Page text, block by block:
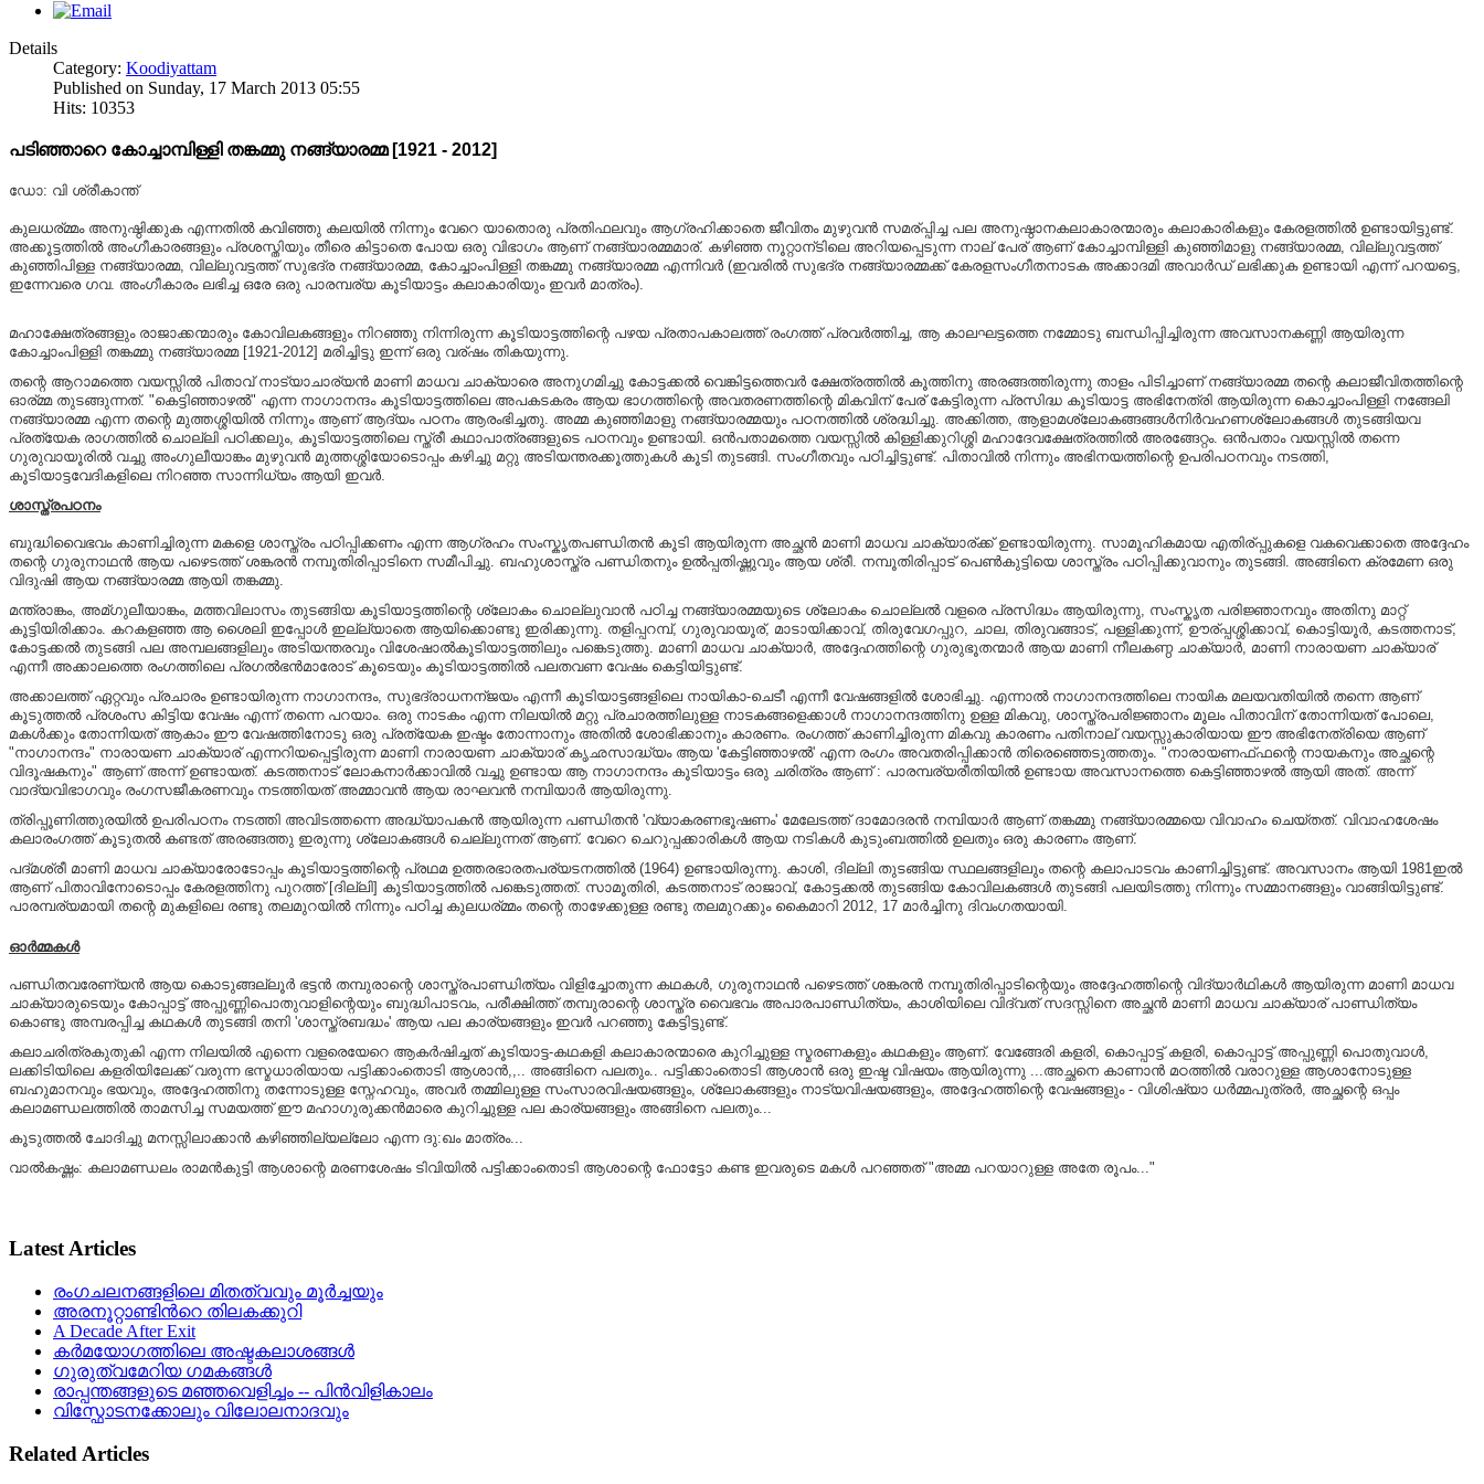
Details
Category: Koodiyattam
Published on Sunday, 17 March 2013 05:55
Hits: 10353
പടിഞ്ഞാറെ കോച്ചാമ്പിള്ളി തങ്കമ്മു നങ്ങ്യാരമ്മ [1921 - 2012]
ഡോ: വി ശ്രീകാന്ത്
കുലധര്മ്മം അനുഷ്ഠിക്കുക എന്നതിൽ കവിഞ്ഞു കലയിൽ നിന്നും വേറെ യാതൊരു പ്രതിഫലവും ആഗ്രഹിക്കാതെ ജീവിതം മുഴുവൻ സമര്പ്പിച്ച പല അനുഷ്ഠാനകലാകാരന്മാരും കലാകാരികളും കേരളത്തിൽ ഉണ്ടായിട്ടുണ്ട്.
അക്കൂട്ടത്തിൽ അംഗീകാരങ്ങളും പ്രശസ്തിയും തീരെ കിട്ടാതെ പോയ ഒരു വിഭാഗം ആണ് നങ്ങ്യാരമ്മമാര്. കഴിഞ്ഞ നൂറ്റാന്ടിലെ അറിയപ്പെടുന്ന നാല് പേര് ആണ് കോച്ചാമ്പിള്ളി കുഞ്ഞിമാളു നങ്ങ്യാരമ്മ, വില്ലുവട്ടത്ത്
കുഞ്ഞിപിള്ള നങ്ങ്യാരമ്മ, വില്ലുവട്ടത്ത് സുഭദ്ര നങ്ങ്യാരമ്മ, കോച്ചാംപിള്ളി തങ്കമ്മു നങ്ങ്യാരമ്മ എന്നിവർ (ഇവരിൽ സുഭദ്ര നങ്ങ്യാരമ്മക്ക് കേരളസംഗീതനാടക അക്കാദമി അവാർഡ് ലഭിക്കുക ഉണ്ടായി എന്ന് പറയട്ടെ,
ഇന്നേവരെ ഗവ. അംഗീകാരം ലഭിച്ച ഒരേ ഒരു പാരമ്പര്യ കൂടിയാട്ടം കലാകാരിയും ഇവർ മാത്രം).
മഹാക്ഷേത്രങ്ങളും രാജാക്കന്മാരും കോവിലകങ്ങളും നിറഞ്ഞു നിന്നിരുന്ന കൂടിയാട്ടത്തിന്റെ പഴയ പ്രതാപകാലത്ത് രംഗത്ത് പ്രവർത്തിച്ച, ആ കാലഘട്ടത്തെ നമ്മോടു ബന്ധിപ്പിച്ചിരുന്ന അവസാനകണ്ണി ആയിരുന്ന
കോച്ചാംപിള്ളി തങ്കമ്മു നങ്ങ്യാരമ്മ [1921-2012] മരിച്ചിട്ടു ഇന്ന് ഒരു വര്ഷം തികയുന്നു.
തന്റെ ആറാമത്തെ വയസ്സിൽ പിതാവ് നാട്യാചാര്യൻ മാണി മാധവ ചാക്യാരെ അനുഗമിച്ചു കോട്ടക്കൽ വെങ്കിട്ടത്തെവർ ക്ഷേത്രത്തിൽ കൂത്തിനു അരങ്ങത്തിരുന്നു താളം പിടിച്ചാണ് നങ്ങ്യാരമ്മ തന്റെ കലാജീവിതത്തിന്റെ
ഓര്മ്മ തുടങ്ങുന്നത്. "കെട്ടിഞ്ഞാഴൽ" എന്ന നാഗാനന്ദം കൂടിയാട്ടത്തിലെ അപകടകരം ആയ ഭാഗത്തിന്റെ അവതരണത്തിന്റെ മികവിന് പേര് കേട്ടിരുന്ന പ്രസിദ്ധ കൂടിയാട്ട അഭിനേത്രി ആയിരുന്ന കൊച്ചാംപിള്ളി നങ്ങേലി
നങ്ങ്യാരമ്മ എന്ന തന്റെ മുത്തശ്ശിയിൽ നിന്നും ആണ് ആദ്യം പഠനം ആരംഭിച്ചതു. അമ്മ കുഞ്ഞിമാളു നങ്ങ്യാരമ്മയും പഠനത്തിൽ ശ്രദ്ധിച്ചു. അക്കിത്ത, ആളാമശ്ലോകങ്ങങ്ങൾനിർവഹണശ്ലോകങ്ങൾ തുടങ്ങിയവ
പ്രത്യേക രാഗത്തിൽ ചൊല്ലി പഠിക്കലും, കൂടിയാട്ടത്തിലെ സ്ത്രീ കഥാപാത്രങ്ങളുടെ പഠനവും ഉണ്ടായി. ഒൻപതാമത്തെ വയസ്സിൽ കിള്ളിക്കുറിശ്ശി മഹാദേവക്ഷേത്രത്തിൽ അരങ്ങേറ്റം. ഒൻപതാം വയസ്സിൽ തന്നെ
ഗുരുവായൂരിൽ വച്ചു അംഗുലീയാങ്കം മുഴുവൻ മുത്തശ്ശിയോടൊപ്പം കഴിച്ചു മറ്റു അടിയന്തരക്കൂത്തുകൾ കൂടി തുടങ്ങി. സംഗീതവും പഠിച്ചിട്ടുണ്ട്. പിതാവിൽ നിന്നും അഭിനയത്തിന്റെ ഉപരിപഠനവും നടത്തി,
കൂടിയാട്ടവേദികളിലെ നിറഞ്ഞ സാന്നിധ്യം ആയി ഇവർ.
ശാസ്ത്രപഠനം
ബുദ്ധിവൈഭവം കാണിച്ചിരുന്ന മകളെ ശാസ്ത്രം പഠിപ്പിക്കണം എന്ന ആഗ്രഹം സംസ്കൃതപണ്ഡിതൻ കൂടി ആയിരുന്ന അച്ഛൻ മാണി മാധവ ചാക്യാര്ക്ക് ഉണ്ടായിരുന്നു. സാമൂഹികമായ എതിര്പ്പുകളെ വകവെക്കാതെ അദ്ദേഹം
തന്റെ ഗുരുനാഥൻ ആയ പഴെടത്ത് ശങ്കരൻ നമ്പൂതിരിപ്പാടിനെ സമീപിച്ചു. ബഹുശാസ്ത്ര പണ്ഡിതനും ഉൽപ്പതിഷ്ണുവും ആയ ശ്രീ. നമ്പൂതിരിപ്പാട്‌ പെണ്‍കുട്ടിയെ ശാസ്ത്രം പഠിപ്പിക്കുവാനും തുടങ്ങി. അങ്ങിനെ ക്രമേണ ഒരു
വിദുഷി ആയ നങ്ങ്യാരമ്മ ആയി തങ്കമ്മു.
മന്ത്രാങ്കം, അമ്ഗുലീയാങ്കം, മത്തവിലാസം തുടങ്ങിയ കൂടിയാട്ടത്തിന്റെ ശ്ലോകം ചൊല്ലുവാൻ പഠിച്ച നങ്ങ്യാരമ്മയുടെ ശ്ലോകം ചൊല്ലൽ വളരെ പ്രസിദ്ധം ആയിരുന്നു, സംസ്കൃത പരിജ്ഞാനവും അതിനു മാറ്റ്
കൂട്ടിയിരിക്കാം. കറകളഞ്ഞ ആ ശൈലി ഇപ്പോൾ ഇല്ല്യാതെ ആയിക്കൊണ്ടു ഇരിക്കുന്നു. തളിപ്പറമ്പ്, ഗുരുവായൂര്, മാടായിക്കാവ്, തിരുവേഗപ്പുറ, ചാല, തിരുവങ്ങാട്, പള്ളിക്കുന്ന്, ഊര്പ്പശ്ശിക്കാവ്, കൊട്ടിയൂർ, കടത്തനാട്,
കോട്ടക്കൽ തുടങ്ങി പല അമ്പലങ്ങളിലും അടിയന്തരവും വിശേഷാൽകൂടിയാട്ടത്തിലും പങ്കെടുത്തു. മാണി മാധവ ചാക്യാർ, അദ്ദേഹത്തിന്റെ ഗുരുഭൂതന്മാർ ആയ മാണി നീലകണ്ഠ ചാക്യാർ, മാണി നാരായണ ചാക്യാര്
എന്നീ അക്കാലത്തെ രംഗത്തിലെ പ്രഗൽഭൻമാരോട് കൂടെയും കൂടിയാട്ടത്തിൽ പലതവണ വേഷം കെട്ടിയിട്ടുണ്ട്.
അക്കാലത്ത് ഏറ്റവും പ്രചാരം ഉണ്ടായിരുന്ന നാഗാനന്ദം, സുഭദ്രാധനന്ജയം എന്നീ കൂടിയാട്ടങ്ങളിലെ നായികാ-ചെടീ എന്നീ വേഷങ്ങളിൽ ശോഭിച്ചു. എന്നാൽ നാഗാനന്ദത്തിലെ നായിക മലയവതിയിൽ തന്നെ ആണ്
കൂടുത്തൽ പ്രശംസ കിട്ടിയ വേഷം എന്ന് തന്നെ പറയാം. ഒരു നാടകം എന്ന നിലയിൽ മറ്റു പ്രചാരത്തിലുള്ള നാടകങ്ങളെക്കാൾ നാഗാനന്ദത്തിനു ഉള്ള മികവു, ശാസ്ത്രപരിജ്ഞാനം മൂലം പിതാവിന് തോന്നിയത് പോലെ,
മകൾക്കും തോന്നിയത് ആകാം ഈ വേഷത്തിനോടു ഒരു പ്രത്യേക ഇഷ്ടം തോന്നാനും അതിൽ ശോഭിക്കാനും കാരണം. രംഗത്ത് കാണിച്ചിരുന്ന മികവു കാരണം പതിനാല് വയസ്സുകാരിയായ ഈ അഭിനേത്രിയെ ആണ്
"നാഗാനന്ദം" നാരായണ ചാക്യാര് എന്നറിയപ്പെട്ടിരുന്ന മാണി നാരായണ ചാക്യാര് കൃഛസാദ്ധ്യം ആയ 'കേട്ടിഞ്ഞാഴൽ' എന്ന രംഗം അവതരിപ്പിക്കാൻ തിരെഞ്ഞെടുത്തതും. "നാരായണഫ്ഫന്റെ നായകനും അച്ഛന്റെ
വിദൂഷകനും" ആണ് അന്ന് ഉണ്ടായത്. കടത്തനാട് ലോകനാർക്കാവിൽ വച്ചു ഉണ്ടായ ആ നാഗാനന്ദം കൂടിയാട്ടം ഒരു ചരിത്രം ആണ് : പാരമ്പര്യരീതിയിൽ ഉണ്ടായ അവസാനത്തെ കെട്ടിഞ്ഞാഴൽ ആയി അത്. അന്ന്
വാദ്യവിഭാഗവും രംഗസജീകരണവും നടത്തിയത് അമ്മാവൻ ആയ രാഘവൻ നമ്പിയാർ ആയിരുന്നു.
ത്രിപ്പൂണിത്തുരയിൽ ഉപരിപഠനം നടത്തി അവിടത്തന്നെ അദ്ധ്യാപകൻ ആയിരുന്ന പണ്ഡിതൻ 'വ്യാകരണഭൂഷണം' മേലേടത്ത് ദാമോദരൻ നമ്പിയാർ ആണ് തങ്കമ്മു നങ്ങ്യാരമ്മയെ വിവാഹം ചെയ്തത്. വിവാഹശേഷം
കലാരംഗത്ത് കൂടുതൽ കണ്ടത് അരങ്ങത്തു ഇരുന്നു ശ്ലോകങ്ങൾ ചെല്ലുന്നത് ആണ്. വേറെ ചെറുപ്പക്കാരികൾ ആയ നടികൾ കുടുംബത്തിൽ ഉലതും ഒരു കാരണം ആണ്.
പദ്മശ്രീ മാണി മാധവ ചാക്യാരോടോപ്പം കൂടിയാട്ടത്തിന്റെ പ്രഥമ ഉത്തരഭാരതപര്യടനത്തിൽ (1964) ഉണ്ടായിരുന്നു. കാശി, ദില്ലി തുടങ്ങിയ സ്ഥലങ്ങളിലും തന്റെ കലാപാടവം കാണിച്ചിട്ടുണ്ട്. അവസാനം ആയി 1981ഇൽ
ആണ് പിതാവിനോടൊപ്പം കേരളത്തിനു പുറത്ത് [ദില്ലി] കൂടിയാട്ടത്തിൽ പങ്കെടുത്തത്. സാമൂതിരി, കടത്തനാട് രാജാവ്, കോട്ടക്കൽ തുടങ്ങിയ കോവിലകങ്ങൾ തുടങ്ങി പലയിടത്തു നിന്നും സമ്മാനങ്ങളും വാങ്ങിയിട്ടുണ്ട്.
പാരമ്പര്യമായി തന്റെ മുകളിലെ രണ്ടു തലമുറയിൽ നിന്നും പഠിച്ച കുലധര്മ്മം തന്റെ താഴേക്കുള്ള രണ്ടു തലമുറക്കും കൈമാറി 2012, 17 മാർച്ചിനു ദിവംഗതയായി.
ഓർമ്മകൾ
പണ്ഡിതവരേണ്യൻ ആയ കൊടുങ്ങല്ലൂർ ഭട്ടൻ തമ്പുരാന്റെ ശാസ്ത്രപാണ്ഡിത്യം വിളിച്ചോതുന്ന കഥകൾ, ഗുരുനാഥൻ പഴെടത്ത് ശങ്കരൻ നമ്പൂതിരിപ്പാടിന്റെയും അദ്ദേഹത്തിന്റെ വിദ്യാർഥികൾ ആയിരുന്ന മാണി മാധവ
ചാക്യാരുടെയും കോപ്പാട്ട് അപ്പുണ്ണിപൊതുവാളിന്റെയും ബുദ്ധിപാടവം, പരീക്ഷിത്ത്‌ തമ്പുരാന്റെ ശാസ്ത്ര വൈഭവം അപാരപാണ്ഡിത്യം, കാശിയിലെ വിദ്വത് സദസ്സിനെ അച്ഛൻ മാണി മാധവ ചാക്യാര് പാണ്ഡിത്യം
കൊണ്ടു അമ്പരപ്പിച്ച കഥകൾ തുടങ്ങി തനി 'ശാസ്ത്രബദ്ധം' ആയ പല കാര്യങ്ങളും ഇവർ പറഞ്ഞു കേട്ടിട്ടുണ്ട്.
കലാചരിത്രകുതുകി എന്ന നിലയിൽ എന്നെ വളരെയേറെ ആകർഷിച്ചത് കൂടിയാട്ട-കഥകളി കലാകാരന്മാരെ കുറിച്ചുള്ള സ്മരണകളും കഥകളും ആണ്. വേങ്ങേരി കളരി, കൊപ്പാട്ട് കളരി, കൊപ്പാട്ട് അപ്പുണ്ണി പൊതുവാൾ,
ലക്കിടിയിലെ കളരിയിലേക്ക് വരുന്ന ഭസ്മധാരിയായ പട്ടിക്കാംതൊടി ആശാൻ,,.. അങ്ങിനെ പലതും.. പട്ടിക്കാംതൊടി ആശാൻ ഒരു ഇഷ്ട വിഷയം ആയിരുന്നു ...അച്ഛനെ കാണാൻ മഠത്തിൽ വരാറുള്ള ആശാനോടുള്ള
ബഹുമാനവും ഭയവും, അദ്ദേഹത്തിനു തന്നോടുള്ള സ്നേഹവും, അവർ തമ്മിലുള്ള സംസാരവിഷയങ്ങളും, ശ്ലോകങ്ങളും നാട്യവിഷയങ്ങളും, അദ്ദേഹത്തിന്റെ വേഷങ്ങളും - വിശിഷ്യാ ധർമ്മപുത്രർ, അച്ഛന്റെ ഒപ്പം
കലാമണ്ഡലത്തിൽ താമസിച്ച സമയത്ത് ഈ മഹാഗുരുക്കൻമാരെ കുറിച്ചുള്ള പല കാര്യങ്ങളും അങ്ങിനെ പലതും...
കൂടുത്തൽ ചോദിച്ചു മനസ്സിലാക്കാൻ കഴിഞ്ഞില്യല്ലോ എന്ന ദു:ഖം മാത്രം...
വാൽകഷ്ണം: കലാമണ്ഡലം രാമൻകുട്ടി ആശാന്റെ മരണശേഷം ടിവിയിൽ പട്ടിക്കാംതൊടി ആശാന്റെ ഫോട്ടോ കണ്ട ഇവരുടെ മകൾ പറഞ്ഞത് "അമ്മ പറയാറുള്ള അതേ രൂപം..."
Latest Articles
രംഗചലനങ്ങളിലെ മിതത്വവും മൂർച്ചയും
അരനൂറ്റാണ്ടിൻറെ തിലകക്കുറി
A Decade After Exit
കർമയോഗത്തിലെ അഷ്ടകലാശങ്ങൾ
ഗുരുത്വമേറിയ ഗമകങ്ങൾ
രാപ്പന്തങ്ങളുടെ മഞ്ഞവെളിച്ചം -- പിൻവിളികാലം
വിസ്ഫോടനക്കോലും വിലോലനാദവും
Related Articles